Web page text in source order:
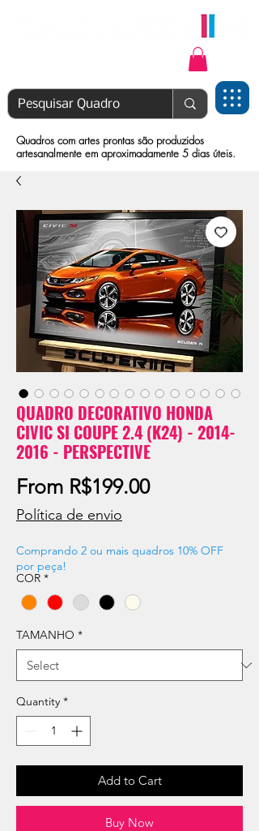
Quadros com artes prontas são produzidos
artesanalmente em aproximadamente 5 dias úteis.
QUADRO DECORATIVO HONDA
CIVIC SI COUPE 2.4 (K24) - 2014-
2016 - PERSPECTIVE
From R$199.00Sale
Política de envio
Comprando 2 ou mais quadros 10% OFF
por peça!
COR *
TAMANHO *
Quantity *
Add to Cart
Buy Now